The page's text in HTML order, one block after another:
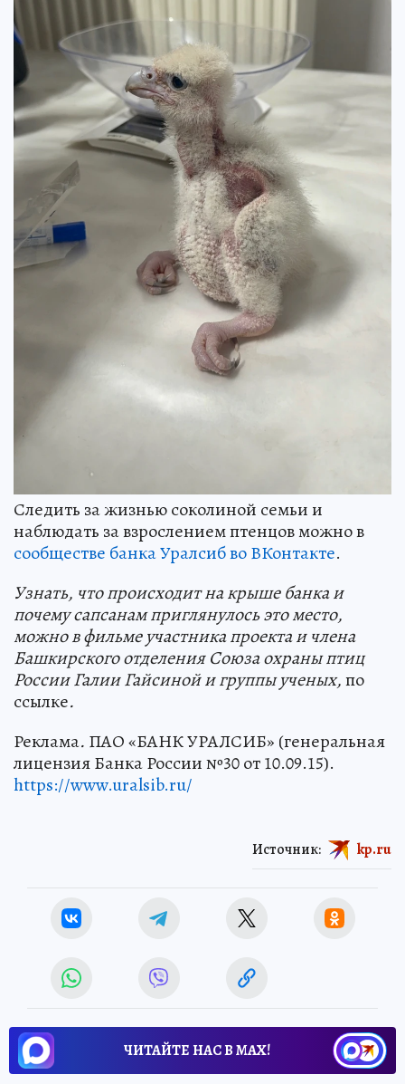
Следить за жизнью соколиной семьи и
наблюдать за взрослением птенцов можно в
сообществе банка Уралсиб во ВКонтакте.
Узнать, что происходит на крыше банка и
почему сапсанам приглянулось это место,
можно в фильме участника проекта и члена
Башкирского отделения Союза охраны птиц
России Галии Гайсиной и группы ученых,по
ссылке.
Реклама. ПАО «БАНК УРАЛСИБ» (генеральная
лицензия Банка России №30 от 10.09.15).
https://www.uralsib.ru/
Источник: kp.ru
ЧИТАЙТЕ НАС В МАХ!